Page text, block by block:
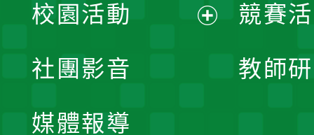
競賽
教師
開
校園活動
社團影音
媒體報導